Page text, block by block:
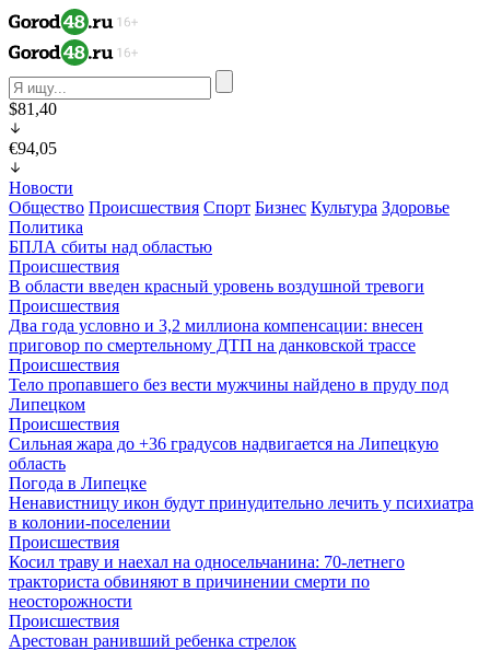
$81,40
€94,05
Новости
Общество Происшествия Спорт Бизнес Культура Здоровье
Политика
БПЛА сбиты над областью
Происшествия
В области введен красный уровень воздушной тревоги
Происшествия
Два года условно и 3,2 миллиона компенсации: внесен
приговор по смертельному ДТП на данковской трассе
Происшествия
Тело пропавшего без вести мужчины найдено в пруду под
Липецком
Происшествия
Сильная жара до +36 градусов надвигается на Липецкую
область
Погода в Липецке
Ненавистницу икон будут принудительно лечить у психиатра
в колонии-поселении
Происшествия
Косил траву и наехал на односельчанина: 70-летнего
тракториста обвиняют в причинении смерти по
неосторожности
Происшествия
Арестован ранивший ребенка стрелок